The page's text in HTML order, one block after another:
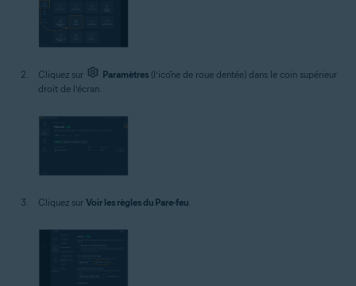
Cliquez sur Paramètres (l’icône de roue dentée) dans le coin supérieur
droit de l’écran.
Cliquez sur Voir les règles du Pare-feu.